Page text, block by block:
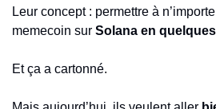
Leur concept : permettre à
memecoin sur Solana en
Et ça a cartonné.